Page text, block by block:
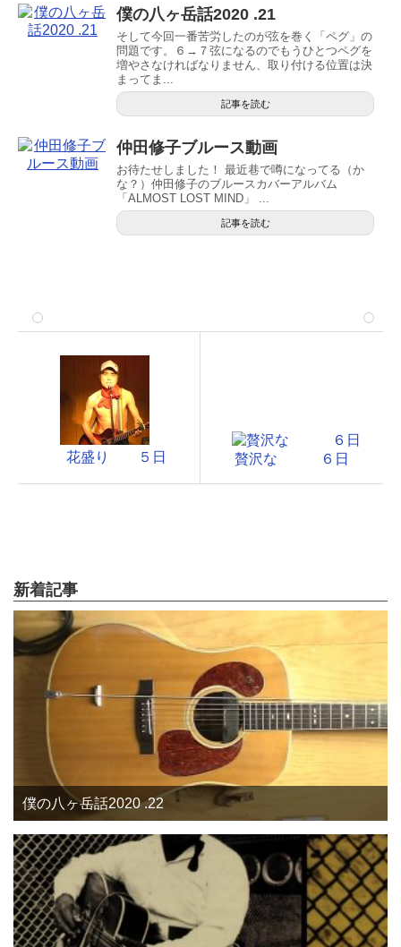
僕の八ヶ岳話2020 .21
そして今回一番苦労したのが弦を巻く「ペグ」の
問題です。６→７弦になるのでもうひとつペグを
増やさなければなりません、取り付ける位置は決
まってま...
記事を読む
仲田修子ブルース動画
お待たせしました！ 最近巷で噂になってる（か
な？）仲田修子のブルースカバーアルバム
「ALMOST LOST MIND」 ...
記事を読む
花盛り ５日 贅沢な ６日
新着記事
僕の八ヶ岳話2020 .22